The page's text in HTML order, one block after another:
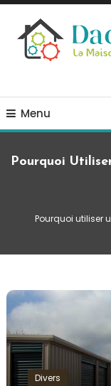
Skip
Content
Menu
Pourquoi
Pourquoi utiliser
Divers